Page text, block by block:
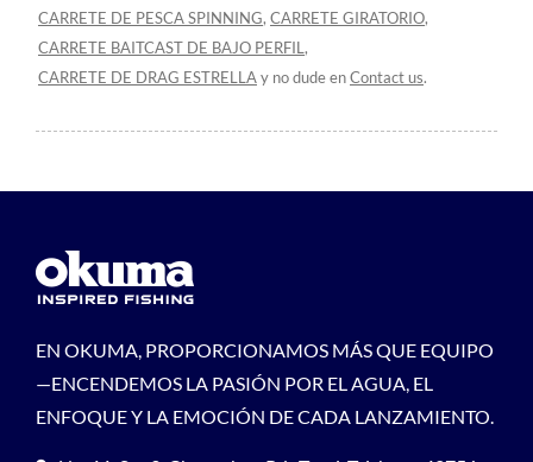
CARRETE DE PESCA SPINNING, CARRETE GIRATORIO,
CARRETE BAITCAST DE BAJO PERFIL,
CARRETE DE DRAG ESTRELLAy no dude enContact us.
EN OKUMA, PROPORCIONAMOS MÁS QUE EQUIPO
—ENCENDEMOS LA PASIÓN POR EL AGUA, EL
ENFOQUE Y LA EMOCIÓN DE CADA LANZAMIENTO.